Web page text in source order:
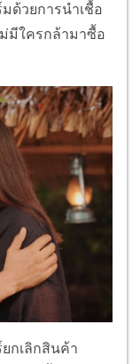
ด้วยการนำเชื้อ
มีใครกล้ามาซื้อ
กเลิกสินค้า